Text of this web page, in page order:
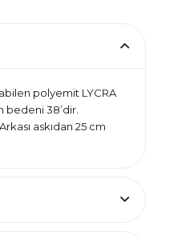
polyemit LYCRA
bedeni 38’dir.
askıdan 25 cm